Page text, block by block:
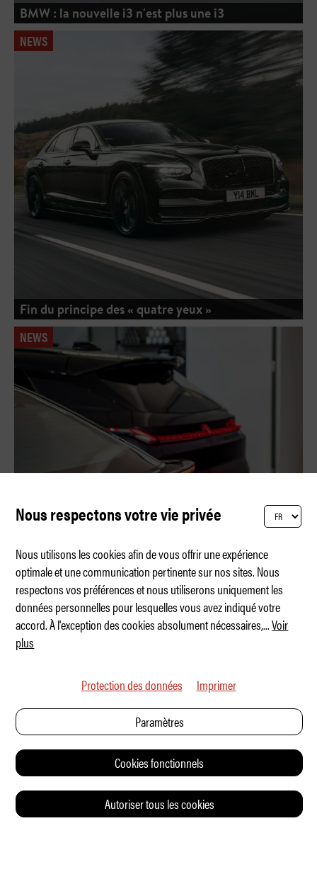
BMW : la nouvelle i3 n'est plus une i3
NEWS
Fin du principe des « quatre yeux »
NEWS
Lynk & Co s'impose
Nous respectons votre vie privée
Nous utilisons les cookies afin de vous offrir une expérience
optimale et une communication pertinente sur nos sites. Nous
respectons vos préférences et nous utiliserons uniquement les
données personnelles pour lesquelles vous avez indiqué votre
accord. À l'exception des cookies absolument nécessaires,...Voir
plus
Protection des données Imprimer
Paramètres
Cookies fonctionnels
Autoriser tous les cookies